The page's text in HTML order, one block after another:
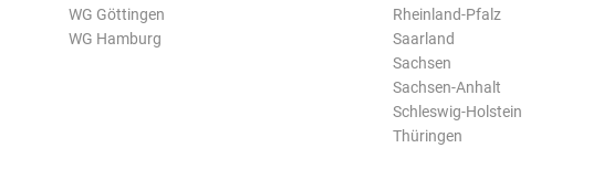
WG Göttingen
WG Hamburg
Rheinland-Pfalz
Saarland
Sachsen
Sachsen-Anhalt
Schleswig-Holstein
Thüringen